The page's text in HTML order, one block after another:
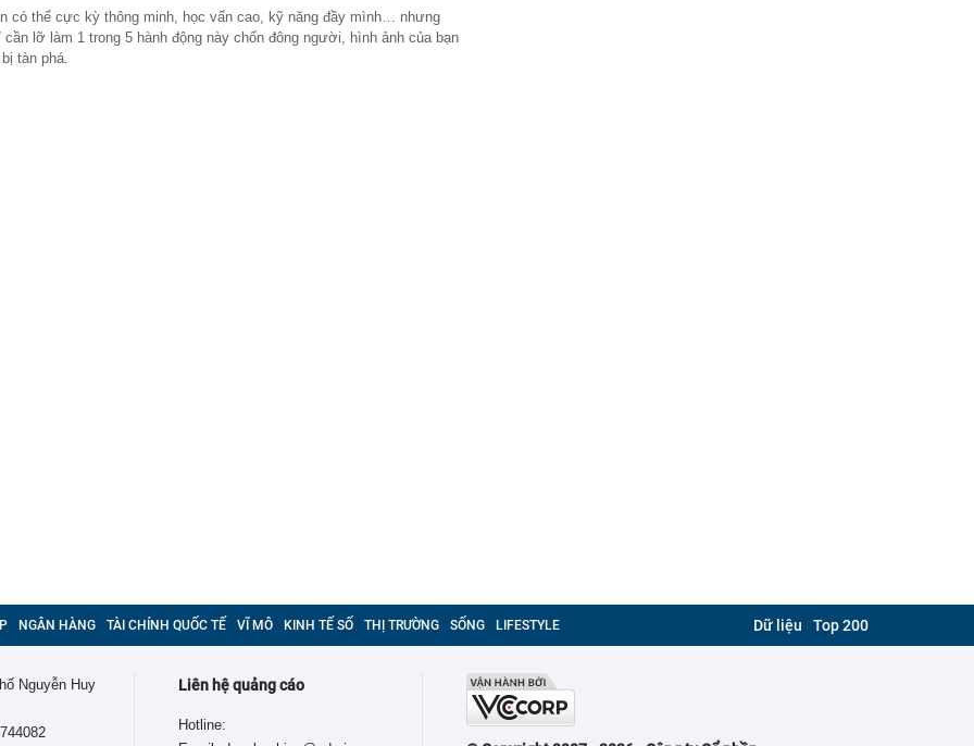
bất ngờ tăng giá 5% chỉ trong một phiên: Điều gì
án NGHỈ TẾT NGUYÊN ĐÁN ĐINH MÙI, NGHỈ LỄ
có thể cực kỳ thông minh, học vấn cao, kỹ năng đầy mình… nhưng
cần lỡ làm 1 trong 5 hành động này chốn đông người, hình ảnh của bạn
tàn phá.
NGÂN HÀNG TÀI CHÍNH QUỐC TẾ VĨ MÔ KINH TẾ SỐ THỊ TRƯỜNG SỐNG LIFESTYLE Dữ liệu Top 200
Nguyễn Huy
Liên hệ quảng cáo
Hotline: